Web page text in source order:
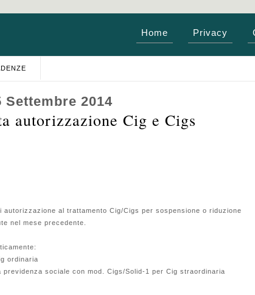
Home Privacy
Settembre 2014
autorizzazione Cig e Cigs
autorizzazione al trattamento Cig/Cigs per sospensione o riduzione
nel mese precedente.
ordinaria
sociale con mod. Cigs/Solid-1 per Cig straordinaria